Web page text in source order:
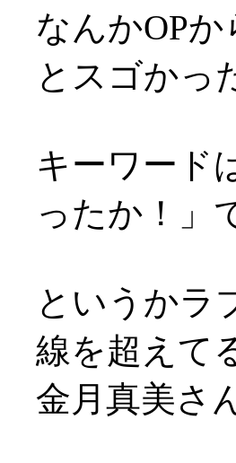
なんかOP
とスゴかっ
キーワード
ったか！」
というかラ
線を超えて
金月真美さ